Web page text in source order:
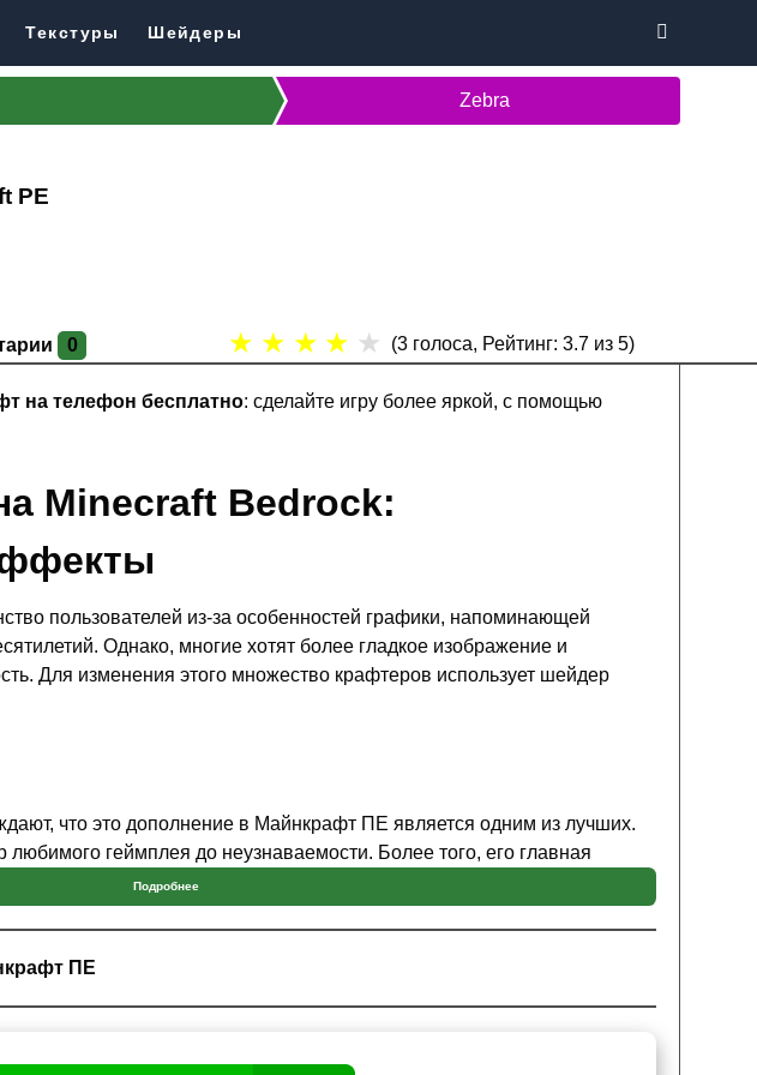
Текстуры Шейдеры
Zebra
PE
0 ★ ★ ★ ★ ★ (3голоса, Рейтинг: 3.7из 5)
на телефон бесплатно: сделайте игру более яркой, с помощью
Minecraft Bedrock:
пользователей из-за особенностей графики, напоминающей
Однако, многие хотят более гладкое изображение и
Для изменения этого множество крафтеров использует шейдер
что это дополнение в Майнкрафт ПЕ является одним из лучших.
геймплея до неузнаваемости. Более того, его главная
мира.
яркости, благодаря которойвиртуальная реальность становится
главного героя.
Подробнее
ПЕ